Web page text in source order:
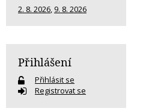
2. 8. 2026, 9. 8. 2026
Přihlášení
Přihlásit se
Registrovat se